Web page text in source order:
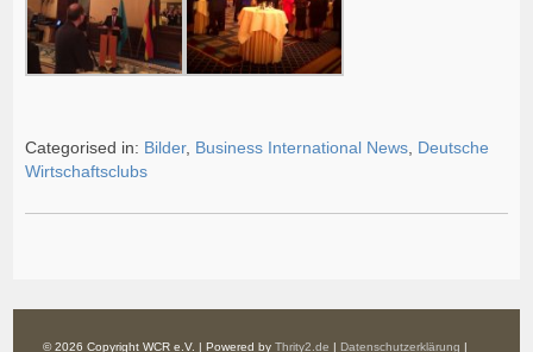
Categorised in: Bilder, Business International News, Deutsche
Wirtschaftsclubs
© 2026 Copyright WCR e.V. | Powered byThrity2.de Datenschutzerklärung